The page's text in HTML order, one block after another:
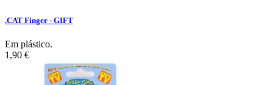
.CAT Finger - GIFT
Em plástico.
1,90 €